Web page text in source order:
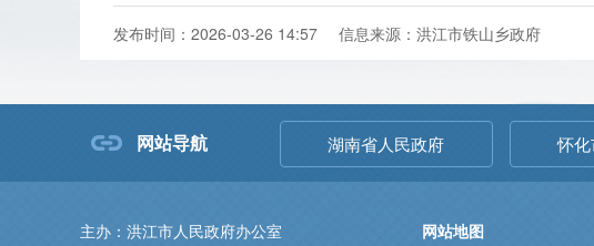
发布时间：2026-03-26 14:57 信息来源：洪江市铁山乡政府
网站导航 湖南省人民政府 怀
主办：洪江市人民政府办公室 网站地图